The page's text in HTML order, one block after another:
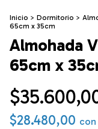
Inicio > Dormitorio >
65cm x 35cm
Almohada
65cm x
$28.480,00 con